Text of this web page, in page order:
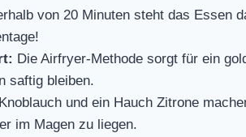
von 20 Minuten steht das Essen
Die Airfryer-Methode sorgt für ein
saftig bleiben.
und ein Hauch Zitrone
im Magen zu liegen.